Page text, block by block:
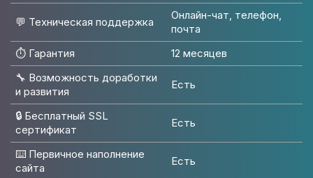
💬 Техническая поддержка
Онлайн-чат, телефон,
почта
⏱️ Гарантия
12 месяцев
🔧 Возможность доработки
и развития
Есть
🔒 Бесплатный SSL
сертификат
Есть
⌨️ Первичное наполнение
сайта
Есть